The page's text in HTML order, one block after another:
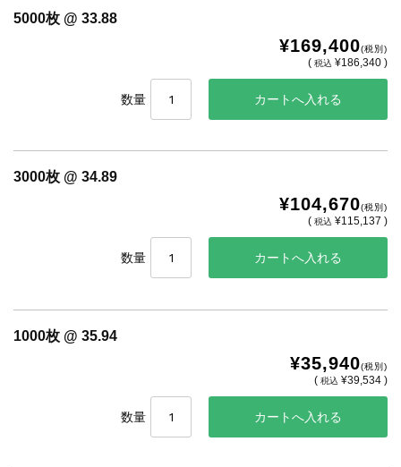
5000枚 @ 33.88
¥169,400(税別)
(税込 ¥186,340 )
数量
3000枚 @ 34.89
¥104,670(税別)
(税込 ¥115,137 )
数量
1000枚 @ 35.94
¥35,940(税別)
(税込 ¥39,534 )
数量